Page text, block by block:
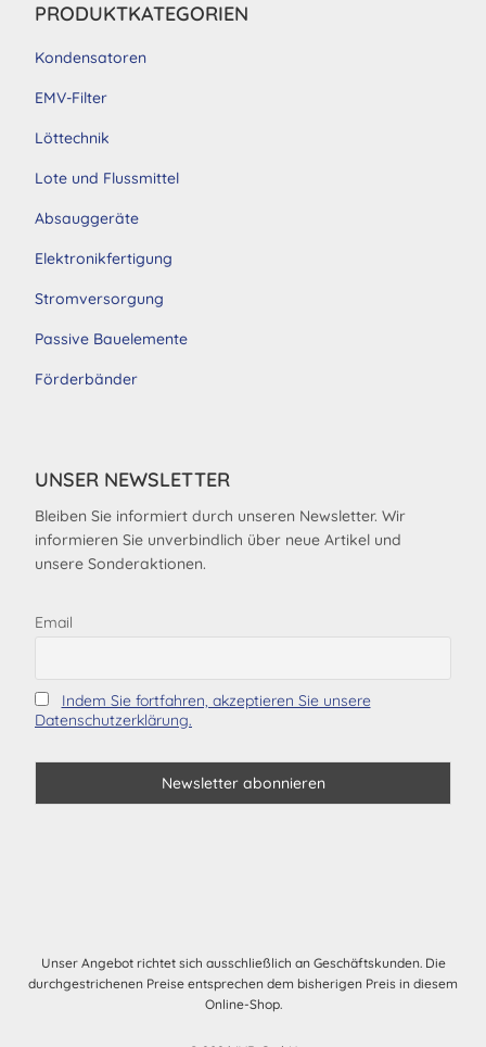
PRODUKTKATEGORIEN
Kondensatoren
EMV-Filter
Löttechnik
Lote und Flussmittel
Absauggeräte
Elektronikfertigung
Stromversorgung
Passive Bauelemente
Förderbänder
UNSER NEWSLETTER
Bleiben Sie informiert durch unseren Newsletter. Wir
informieren Sie unverbindlich über neue Artikel und
unsere Sonderaktionen.
Email
Indem Sie fortfahren, akzeptieren Sie unsere
Datenschutzerklärung.
Unser Angebot richtet sich ausschließlich an Geschäftskunden. Die
durchgestrichenen Preise entsprechen dem bisherigen Preis in diesem
Online-Shop.